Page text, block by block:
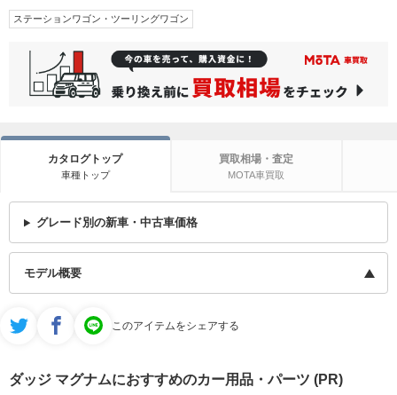
ステーションワゴン・ツーリングワゴン
カタログトップ
車種トップ
買取相場・査定
MOTA車買取
グレード別の新車・中古車価格
モデル概要
このアイテムをシェアする
ダッジ マグナムにおすすめのカー用品・パーツ (PR)